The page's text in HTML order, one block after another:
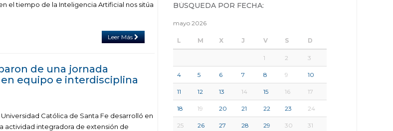
el tiempo de la Inteligencia Artificial nos sitúa
Leer Más
de una jornada
equipo e interdisciplina
Católica de Santa Fe desarrolló en
actividad integradora de extensión de
BÚSQUEDA POR FECHA:
mayo 2026
L M X J V S D
1 2 3
4 5 6 7 8 9 10
11 12 13 14 15 16 17
18 19 20 21 22 23 24
25 26 27 28 29 30 31